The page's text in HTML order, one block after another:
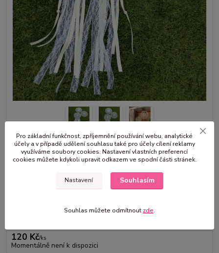
Závěsné dekorace vhodné na slavobránu a jiné.. Set 3ks V případě
Nejsme plátci DPH
120 Kč/ks
Momentálně není k dispozici
Pro základní funkčnost, zpříjemnění používání webu, analytické
účely a v případě udělení souhlasu také pro účely cílení reklamy
využíváme soubory cookies. Nastavení vlastních preferencí
cookies můžete kdykoli upravit odkazem ve spodní části stránek.
Nastavení Souhlasím
Souhlas můžete odmítnout zde.